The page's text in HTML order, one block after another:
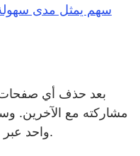
بعد حذف أي صفحات
مشاركته مع الآخرين.
ملاحظاتهم في ملف PDF واحد عبر الإنترنت.